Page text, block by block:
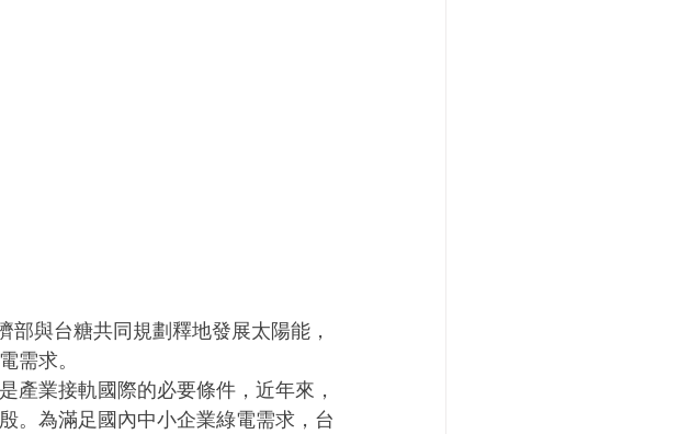
與台糖共同規劃釋地發展太陽能，
需求。
業接軌國際的必要條件，近年來，
。為滿足國內中小企業綠電需求，台